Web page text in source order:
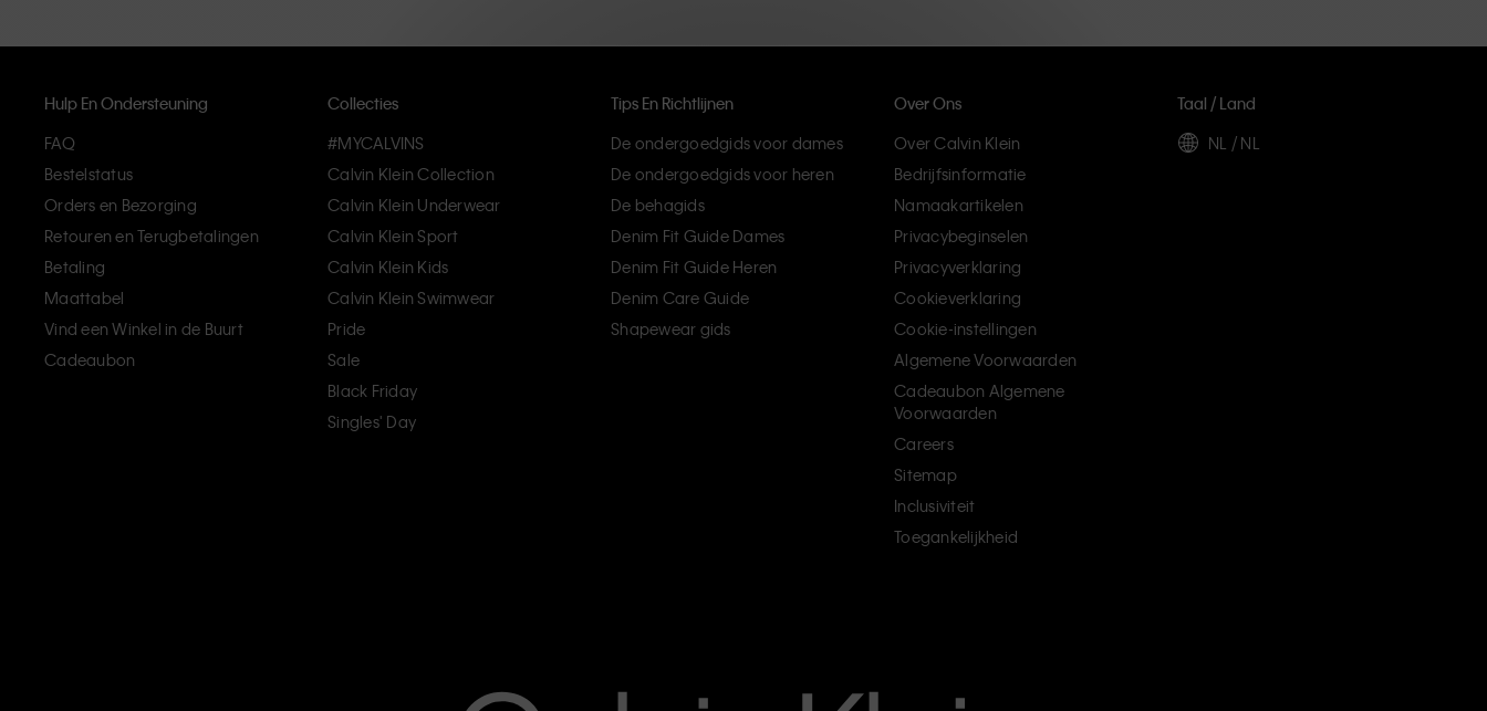
Hulp En Ondersteuning
FAQ
Bestelstatus
Orders en Bezorging
Retouren en Terugbetalingen
Betaling
Maattabel
Vind een Winkel in de Buurt
Cadeaubon
Collecties
#MYCALVINS
Calvin Klein Collection
Calvin Klein Underwear
Calvin Klein Sport
Calvin Klein Kids
Calvin Klein Swimwear
Pride
Sale
Black Friday
Singles' Day
Tips En Richtlijnen
De ondergoedgids voor dames
De ondergoedgids voor heren
De behagids
Denim Fit Guide Dames
Denim Fit Guide Heren
Denim Care Guide
Shapewear gids
Over Ons
Over Calvin Klein
Bedrijfsinformatie
Namaakartikelen
Privacybeginselen
Privacyverklaring
Cookieverklaring
Cookie-instellingen
Algemene Voorwaarden
Cadeaubon Algemene
Voorwaarden
Careers
Sitemap
Inclusiviteit
Toegankelijkheid
Taal / Land
NL / NL